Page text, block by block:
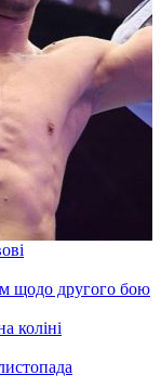
щодо другого бою
коліні